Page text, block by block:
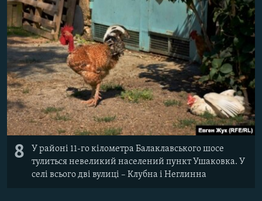
8
У районі 11-го кілометра Балаклавського шосе
тулиться невеликий населений пункт Ушаковка. У
селі всього дві вулиці – Клубна і Неглинна